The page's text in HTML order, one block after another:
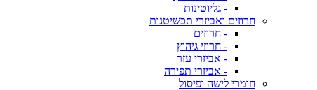
- גליוטינות
חרוזים ואביזרי תכשיטנות
- חרוזים
- חרוזי גיהוץ
- אביזרי עזר
- אביזרי תפירה
חומרי לישה ופיסול